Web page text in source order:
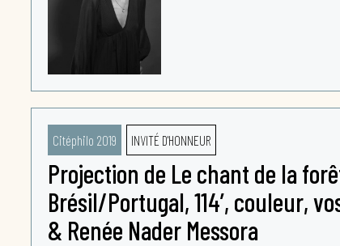
Citéphilo 2019 INVITÉ D'HONNEUR
Projection de Le chant de la
Brésil/Portugal, 114’, couleur,
& Renée Nader Messora